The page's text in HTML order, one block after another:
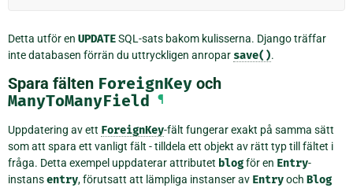
Detta utför en UPDATESQL-sats bakom kulisserna. Django träffar
inte databasen förrän du uttryckligen anropar save().
Spara fälten ForeignKey och
ManyToManyField ¶
Uppdatering av ett ForeignKey-fält fungerar exakt på samma sätt
som att spara ett vanligt fält - tilldela ett objekt av rätt typ till fältet i
fråga. Detta exempel uppdaterar attributet blogför en Entry-
instansentry, förutsatt att lämpliga instanser av Entryoch Blog